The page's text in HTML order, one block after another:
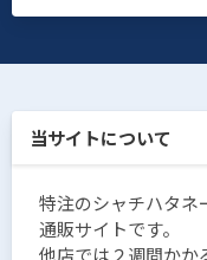
当サイトについて
特注のシャチハタネ
通販サイトです。